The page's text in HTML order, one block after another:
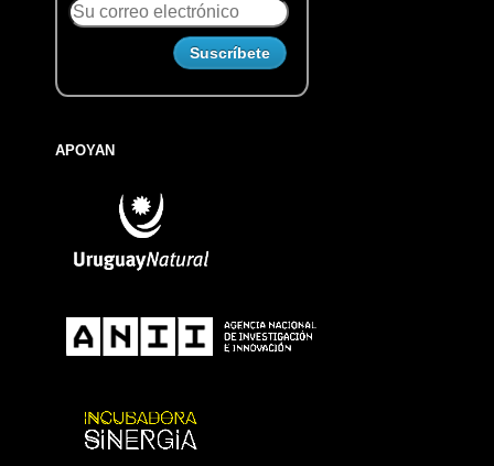
APOYAN